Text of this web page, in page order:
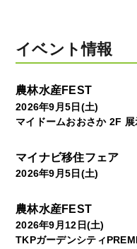
イベント情報
農林水産FEST
2026年9月5日(土)
マイドームおおさか 2F
マイナビ移住フェア
2026年9月5日(土)
農林水産FEST
2026年9月12日(土)
TKPガーデンシティ